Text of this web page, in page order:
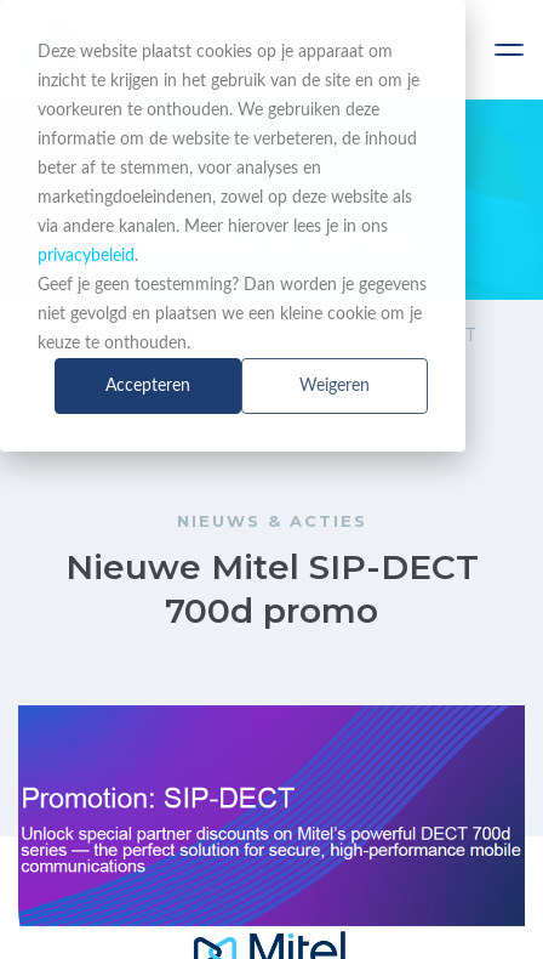
Deze website plaatst cookies op je apparaat om
inzicht te krijgen in het gebruik van de site en om je
voorkeuren te onthouden. We gebruiken deze
informatie om de website te verbeteren, de inhoud
beter af te stemmen, voor analyses en
marketingdoeleindenen, zowel op deze website als
via andere kanalen. Meer hierover lees je in ons
privacybeleid .
Geef je geen toestemming? Dan worden je gegevens
niet gevolgd en plaatsen we een kleine cookie om je
keuze te onthouden.
Accepteren Weigeren
BLIJF OP DE HOOGTE
Nieuws & Acties
Nieuws &
Acties
Nieuwe Mitel SIP-DECT
700d promo
NIEUWS & ACTIES
Nieuwe Mitel SIP-DECT
700d promo